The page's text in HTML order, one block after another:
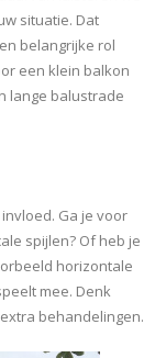
situatie. Dat
belangrijke rol
een klein balkon
lange balustrade
Ga je voor
spijlen? Of heb je
horizontale
mee. Denk
behandelingen.